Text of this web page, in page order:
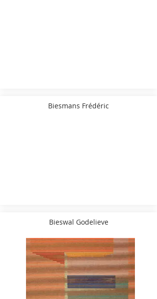
Biesmans Frédéric
Bieswal Godelieve